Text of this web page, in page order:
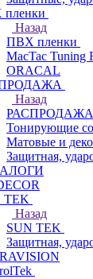
Назад
ПВХ пленки
MacTac Tuning
ORACAL
Назад
РАСПРОДАЖА
Тонирующие
Матовые и
Защитная,
TEK
Назад
SUN TEK
Защитная,